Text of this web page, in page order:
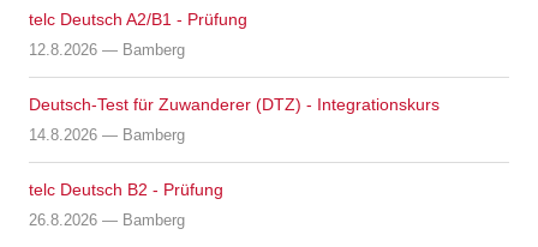
telc Deutsch A2/B1 - Prüfung
12.8.2026 — Bamberg
Deutsch-Test für Zuwanderer (DTZ) - Integrationskurs
14.8.2026 — Bamberg
telc Deutsch B2 - Prüfung
26.8.2026 — Bamberg